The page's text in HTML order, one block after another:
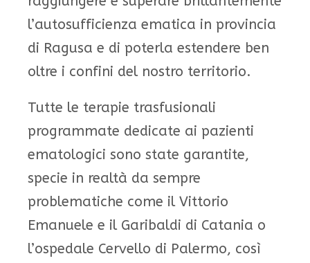
l’autosufficienza ematica in provincia
di Ragusa e di poterla estendere ben
oltre i confini del nostro territorio.
Tutte le terapie trasfusionali
programmate dedicate ai pazienti
ematologici sono state garantite,
specie in realtà da sempre
problematiche come il Vittorio
Emanuele e il Garibaldi di Catania o
l’ospedale Cervello di Palermo, così